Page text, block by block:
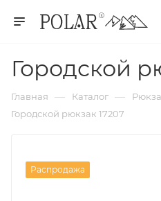
Городской
Главная — Каталог —
Городской рюкзак 17207
Распродажа